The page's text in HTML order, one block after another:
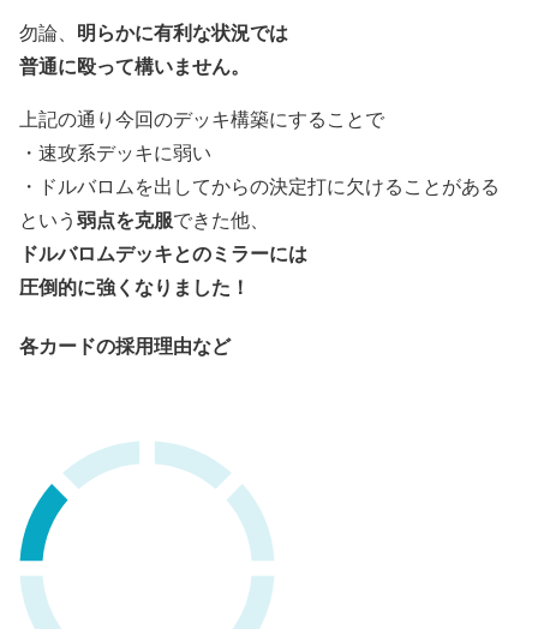
勿論、 明らかに有利な状況では
普通に殴って構いません。
上記の通り今回のデッキ構築にすることで
・ 速攻系デッキに弱い
・ ドルバロムを出してからの決定打に欠けることがある
という弱点を克服できた他、
ドルバロムデッキとのミラーには
圧倒的に強くなりました！
各カードの採用理由など